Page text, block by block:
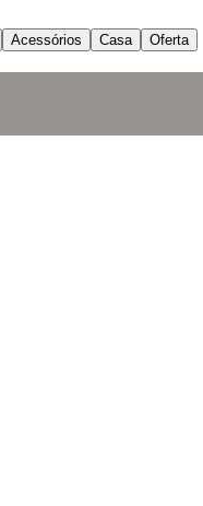
Acessórios Casa Oferta